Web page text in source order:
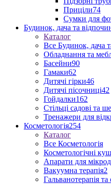
Приціли74
Сумки для
Будинок, дача та
Каталог
Все Будинок, дача
Обладнання та
Басейни90
Гамаки62
Дитячі гірки46
Дитячі пісочниці42
Гойдалки162
Стільці садові та
Тренажери для
Косметологія254
Каталог
Все Косметологія
Косметологічні
Апарати для
Вакуумна терапія2
Гальванотерапія та